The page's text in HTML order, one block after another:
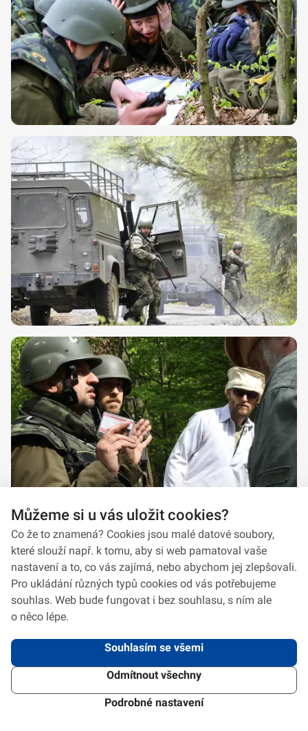
2026 © VeV-VA Vyškov • Informace jsou poskytovány v souladu se zákonem
Design Systém 4.6.3
Můžeme si u vás uložit cookies?
Co že to znamená? Cookies jsou malé datové soubory,
které slouží např. k tomu, aby si web pamatoval vaše
nastavení a to, co vás zajímá, nebo abychom jej zlepšovali.
Pro ukládání různých typů cookies od vás potřebujeme
souhlas. Web bude fungovat i bez souhlasu, s ním ale
o něco lépe.
Souhlasím se všemi
Odmítnout všechny
Podrobné nastavení